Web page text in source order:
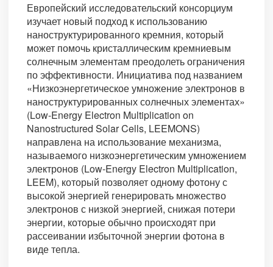
Европейский исследовательский консорциум
изучает новый подход к использованию
наноструктурированного кремния, который
может помочь кристаллическим кремниевым
солнечным элементам преодолеть ограничения
по эффективности. Инициатива под названием
«Низкоэнергетическое умножение электронов в
наноструктурированных солнечных элементах»
(Low-Energy Electron Multiplication on
Nanostructured Solar Cells, LEEMONS)
направлена на использование механизма,
называемого низкоэнергетическим умножением
электронов (Low-Energy Electron Multiplication,
LEEM), который позволяет одному фотону с
высокой энергией генерировать множество
электронов с низкой энергией, снижая потери
энергии, которые обычно происходят при
рассеивании избыточной энергии фотона в
виде тепла.